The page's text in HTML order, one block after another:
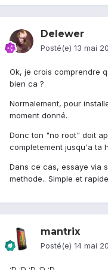
Delewer
Posté(e) 13 mai
Ok, je crois comprendre
bien ca ?
Normalement, pour
moment donné.
Donc ton "no root" doit
completement jusqu'a ta
Dans ce cas, essaye via
methode.. Simple et rapide
mantrix
Posté(e) 14 mai